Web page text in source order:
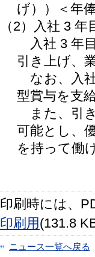
げ））＜年
（2）入社 3
入社 3 年
引き上げ、
なお、入
型賞与を支
また、引
可能とし、
を持って働
印刷時には、
印刷用 (131.8
ニュース一覧へ戻る